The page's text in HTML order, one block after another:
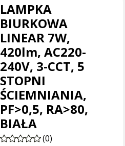
LAMPKA
BIURKOWA
LINEAR 7W,
420lm, AC220-
240V, 3-CCT, 5
STOPNI
ŚCIEMNIANIA,
PF>0,5, RA>80,
BIAŁA
(0)